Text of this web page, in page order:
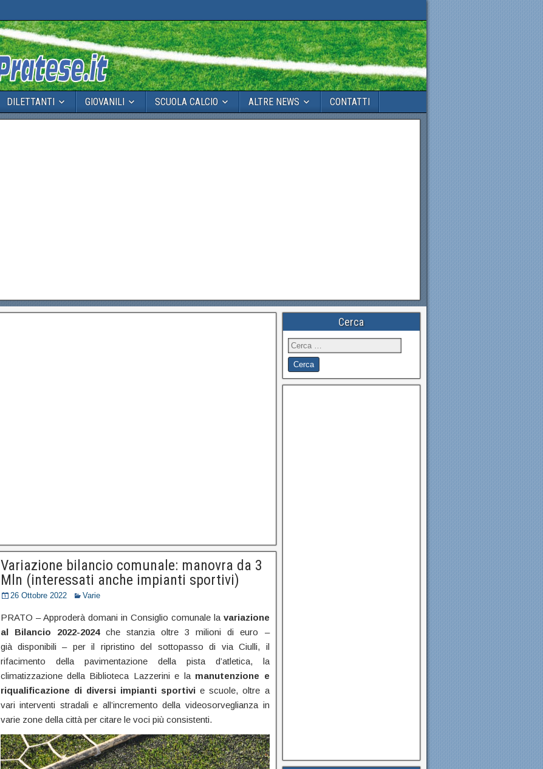
DILETTANTI GIOVANILI SCUOLA CALCIO ALTRE NEWS CONTATTI
Variazione bilancio comunale: manovra da 3
Mln (interessati anche impianti sportivi)
26 Ottobre 2022 Varie
PRATO – Approderà domani in Consiglio comunale la variazione
al Bilancio 2022-2024 che stanzia oltre 3 milioni di euro –
già disponibili – per il ripristino del sottopasso di via Ciulli, il
rifacimento della pavimentazione della pista d’atletica, la
climatizzazione della Biblioteca Lazzerini e lamanutenzione e
riqualificazione di diversi impianti sportivi e scuole, oltre a
vari interventi stradali e all’incremento della videosorveglianza in
varie zone della città per citare le voci più consistenti.
Cerca